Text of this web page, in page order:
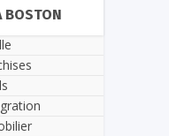
BOSTON